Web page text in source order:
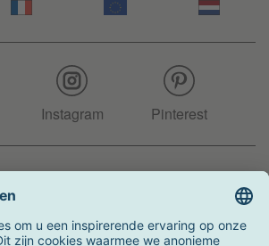
Instagram Pinterest
+31 204 990 283